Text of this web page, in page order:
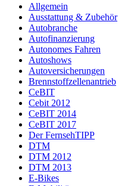
Allgemein
Ausstattung & Zubehör
Autobranche
Autofinanzierung
Autonomes Fahren
Autoshows
Autoversicherungen
Brennstoffzellenantrieb
CeBIT
Cebit 2012
CeBIT 2014
CeBIT 2017
Der FernsehTIPP
DTM
DTM 2012
DTM 2013
E-Bikes